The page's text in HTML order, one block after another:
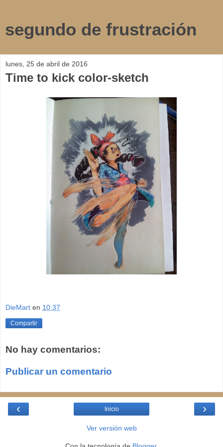
segundo de frustración
lunes, 25 de abril de 2016
Time to kick color-sketch
DieMart en 10:37
Compartir
No hay comentarios:
Publicar un comentario
‹ ›
Inicio
Ver versión web